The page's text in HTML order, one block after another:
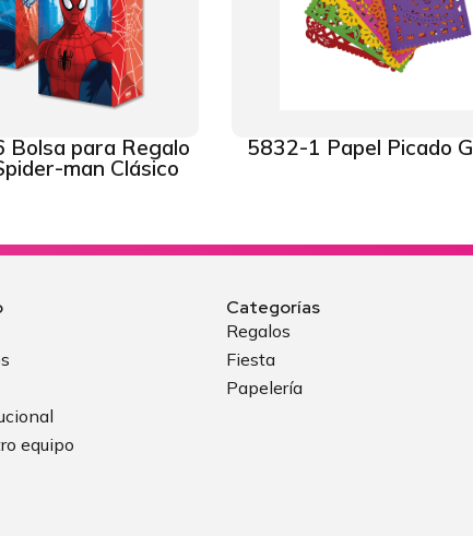
Bolsa para Regalo
man Clásico
5832-1 Papel Picado
equipo
Categorías
Regalos
Fiesta
Papelería